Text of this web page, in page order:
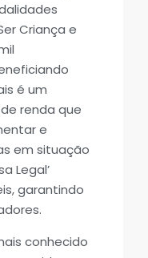
Criança e
é um
renda que
e
em situação
Legal’
garantindo
conhecido